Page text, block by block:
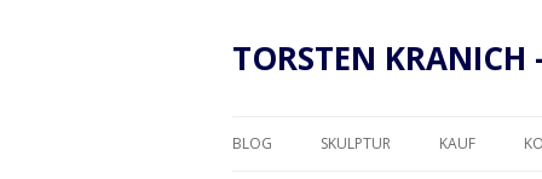
TORSTEN KRANICH
BLOG SKULPTUR KAUF